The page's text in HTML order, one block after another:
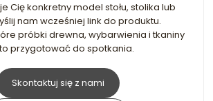
Cię konkretny model stołu, stolika lub
nam wcześniej link do produktu.
próbki drewna, wybarwienia i tkaniny
przygotować do spotkania.
Skontaktuj się z nami